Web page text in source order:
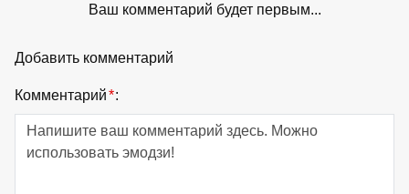
Ваш комментарий будет первым...
Добавить комментарий
Комментарий*: